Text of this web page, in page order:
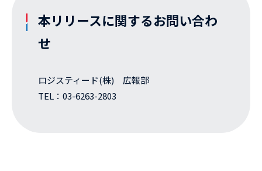
本リリースに関するお問い合わ
せ
ロジスティード(株) 広報部
TEL：03-6263-2803